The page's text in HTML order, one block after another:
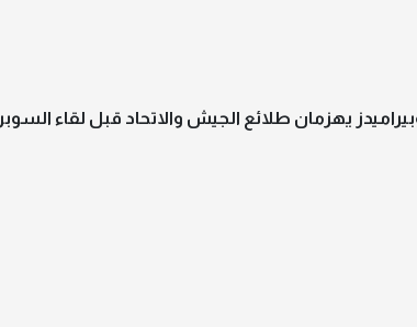
يهزمان طلائع الجيش والاتحاد قبل لقاء السوبر